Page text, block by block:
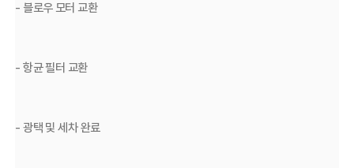
- 블로우 모터 교환
- 항균 필터 교환
- 광택 및 세차 완료